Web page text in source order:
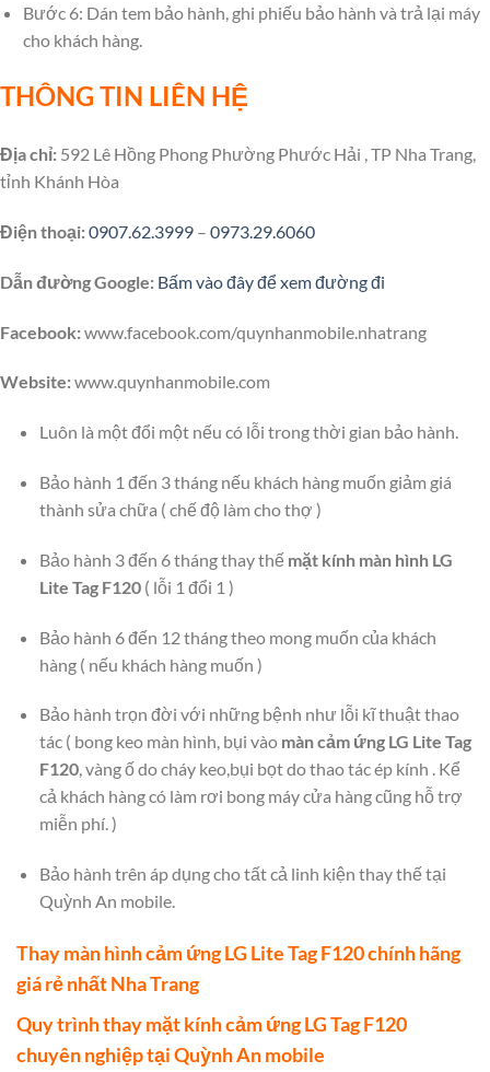
Bước 6: Dán tem bảo hành, ghi phiếu bảo hành và trả lại máy
cho khách hàng.
THÔNG TIN LIÊN HỆ
Địa chỉ: 592 Lê Hồng Phong Phường Phước Hải , TP Nha Trang,
tỉnh Khánh Hòa
Điện thoại:0907.62.3999 – 0973.29.6060
Dẫn đường Google: Bấm vào đây để xem đường đi
Facebook:www.facebook.com/quynhanmobile.nhatrang
Website:www.quynhanmobile.com
Luôn là một đổi một nếu có lỗi trong thời gian bảo hành.
Bảo hành 1 đến 3 tháng nếu khách hàng muốn giảm giá
thành sửa chữa ( chế độ làm cho thợ )
Bảo hành 3 đến 6 tháng thay thế mặt kính màn hình LG
Lite Tag F120( lỗi 1 đổi 1 )
Bảo hành 6 đến 12 tháng theo mong muốn của khách
hàng ( nếu khách hàng muốn )
Bảo hành trọn đời với những bệnh như lỗi kĩ thuật thao
tác ( bong keo màn hình, bụi vào màn cảm ứng LG Lite Tag
F120, vàng ố do cháy keo,bụi bọt do thao tác ép kính . Kể
cả khách hàng có làm rơi bong máy cửa hàng cũng hỗ trợ
miễn phí. )
Bảo hành trên áp dụng cho tất cả linh kiện thay thế tại
Quỳnh An mobile.
Thay màn hình cảm ứng LG Lite Tag F120 chính hãng
giá rẻ nhất Nha Trang
Quy trình thay mặt kính cảm ứng LG Tag F120
chuyên nghiệp tại Quỳnh An mobile